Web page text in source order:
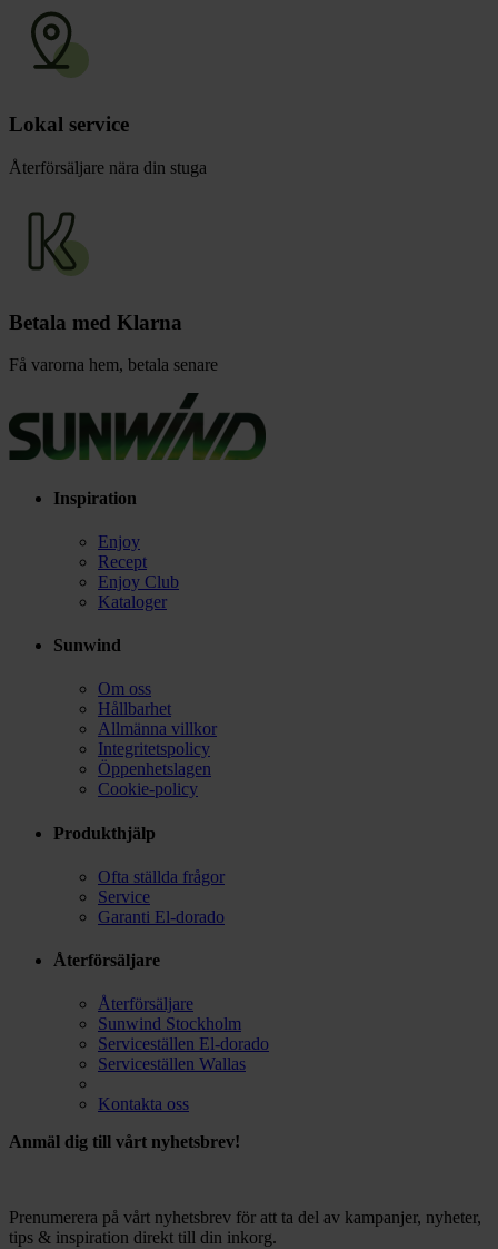
Lokal service
Återförsäljare nära din stuga
Betala med Klarna
Få varorna hem, betala senare
Inspiration
Enjoy
Recept
Enjoy Club
Kataloger
Sunwind
Om oss
Hållbarhet
Allmänna villkor
Integritetspolicy
Öppenhetslagen
Cookie-policy
Produkthjälp
Ofta ställda frågor
Service
Garanti El-dorado
Återförsäljare
Återförsäljare
Sunwind Stockholm
Serviceställen El-dorado
Serviceställen Wallas
Kontakta oss
Anmäl dig till vårt nyhetsbrev!
Prenumerera på vårt nyhetsbrev för att ta del av kampanjer, nyheter,
tips & inspiration direkt till din inkorg.